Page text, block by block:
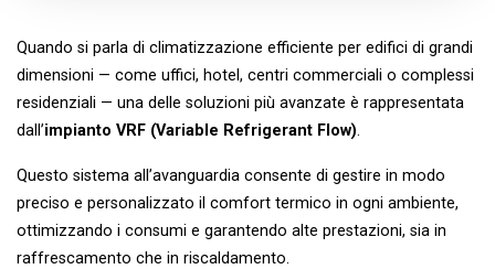
Quando si parla di climatizzazione efficiente per edifici di grandi
dimensioni — come uffici, hotel, centri commerciali o complessi
residenziali — una delle soluzioni più avanzate è rappresentata
dall’impianto VRF (Variable Refrigerant Flow).
Questo sistema all’avanguardia consente di gestire in modo
preciso e personalizzato il comfort termico in ogni ambiente,
ottimizzando i consumi e garantendo alte prestazioni, sia in
raffrescamento che in riscaldamento.